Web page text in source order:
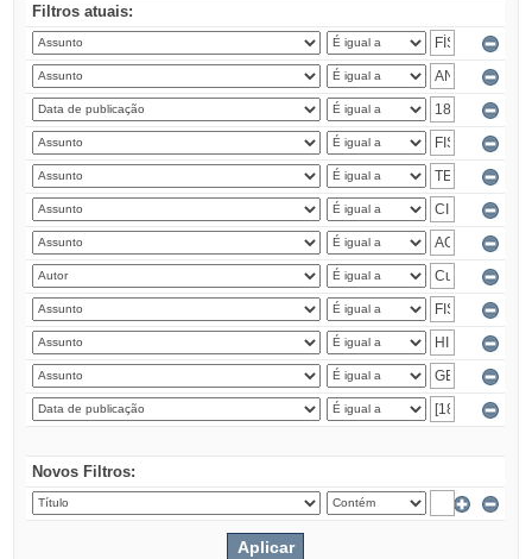
Filtros atuais:
Novos Filtros: